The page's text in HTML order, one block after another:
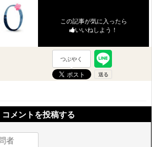
この記事が気に入ったら
いいねしよう！
つぶやく
コメントを投稿する